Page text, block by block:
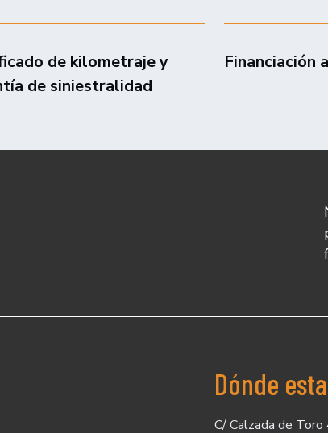
de kilometraje y
de siniestralidad
Financiación
Dónde
C/ Calzada de